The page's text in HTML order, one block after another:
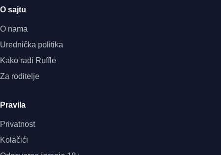
O sajtu
O nama
Urednička politika
Kako radi Ruffle
Za roditelje
Pravila
Privatnost
Kolačići